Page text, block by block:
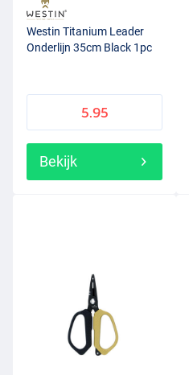
Westin Titanium Leader
Onderlijn 35cm Black 1pc
5.95
Bekijk